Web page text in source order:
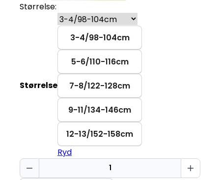
Størrelse:
Størrelse
3-4/98-104cm
5-6/110-116cm
7-8/122-128cm
9-11/134-146cm
12-13/152-158cm
Ryd
Født
til